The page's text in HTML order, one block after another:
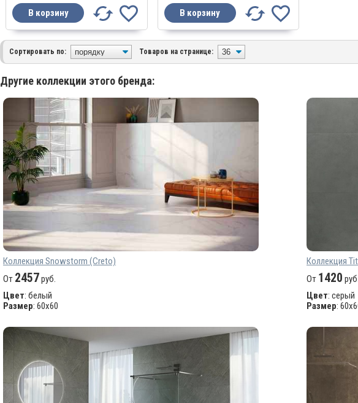
Сортировать по: Товаров на странице:
Другие коллекции этого бренда:
Коллекция Snowstorm (Creto)
От 2457руб.
Цвет: белый
Размер: 60х60
Коллекция
От 1420
Цвет: серый
Размер: